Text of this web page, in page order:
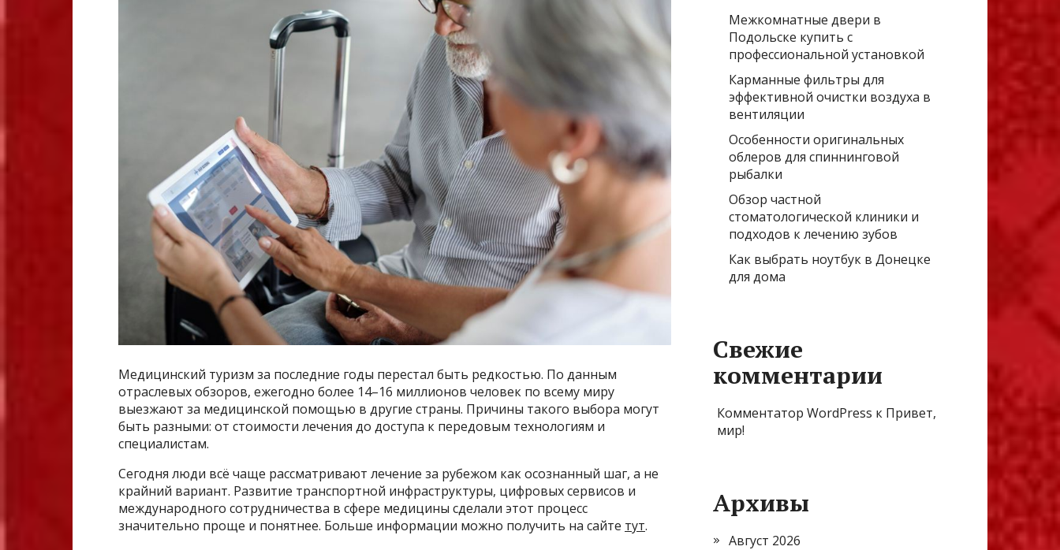
Медицинский туризм за последние годы перестал быть редкостью. По данным
отраслевых обзоров, ежегодно более 14–16 миллионов человек по всему миру
выезжают за медицинской помощью в другие страны. Причины такого выбора могут
быть разными: от стоимости лечения до доступа к передовым технологиям и
специалистам.
Сегодня люди всё чаще рассматривают лечение за рубежом как осознанный шаг, а не
крайний вариант. Развитие транспортной инфраструктуры, цифровых сервисов и
международного сотрудничества в сфере медицины сделали этот процесс
значительно проще и понятнее. Больше информации можно получить на сайте тут.
Межкомнатные двери в
Подольске купить с
профессиональной установкой
Карманные фильтры для
эффективной очистки воздуха в
вентиляции
Особенности оригинальных
облеров для спиннинговой
рыбалки
Обзор частной
стоматологической клиники и
подходов к лечению зубов
Как выбрать ноутбук в Донецке
для дома
Свежие
комментарии
Комментатор WordPress к Привет,
мир!
Архивы
Август 2026